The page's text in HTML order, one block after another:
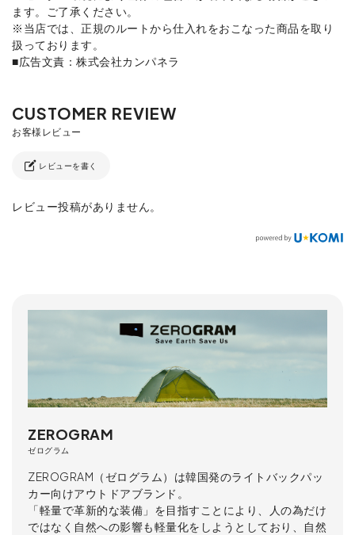
ます。ご了承ください。
※当店では、正規のルートから仕入れをおこなった商品を取り
扱っております。
■広告文責：株式会社カンパネラ
レビューを書く
レビュー投稿がありません。
ZEROGRAM
ゼログラム
ZEROGRAM（ゼログラム）は韓国発のライトバックパッ
カー向けアウトドアブランド。
「軽量で革新的な装備」を目指すことにより、人の為だけ
ではなく自然への影響も軽量化をしようとしており、自然